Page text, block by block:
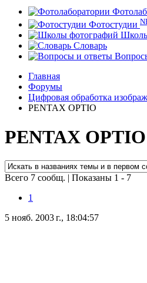
Фотостудии
Словарь
Главная
Форумы
Цифровая обработка
PENTAX OPTIO
PENTAX OPTIO
Всего 7 сообщ. | Показаны 1 - 7
1
5 нояб. 2003 г., 18:04:57